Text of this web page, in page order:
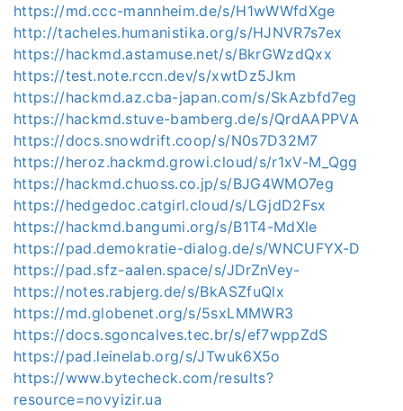
https://md.ccc-mannheim.de/s/H1wWWfdXge
http://tacheles.humanistika.org/s/HJNVR7s7ex
https://hackmd.astamuse.net/s/BkrGWzdQxx
https://test.note.rccn.dev/s/xwtDz5Jkm
https://hackmd.az.cba-japan.com/s/SkAzbfd7eg
https://hackmd.stuve-bamberg.de/s/QrdAAPPVA
https://docs.snowdrift.coop/s/N0s7D32M7
https://heroz.hackmd.growi.cloud/s/r1xV-M_Qgg
https://hackmd.chuoss.co.jp/s/BJG4WMO7eg
https://hedgedoc.catgirl.cloud/s/LGjdD2Fsx
https://hackmd.bangumi.org/s/B1T4-MdXle
https://pad.demokratie-dialog.de/s/WNCUFYX-D
https://pad.sfz-aalen.space/s/JDrZnVey-
https://notes.rabjerg.de/s/BkASZfuQlx
https://md.globenet.org/s/5sxLMMWR3
https://docs.sgoncalves.tec.br/s/ef7wppZdS
https://pad.leinelab.org/s/JTwuk6X5o
https://www.bytecheck.com/results?
resource=novyizir.ua